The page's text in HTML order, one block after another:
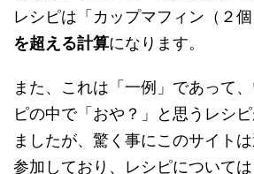
レシピは「カップマフィン（２
を超える計算になります。
また、これは「一例」であって
ピの中で「おや？」と思うレシ
ましたが、驚く事にこのサイト
参加しており、レシピについて